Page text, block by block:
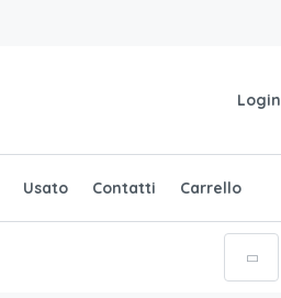
Login
Usato Contatti Carrello